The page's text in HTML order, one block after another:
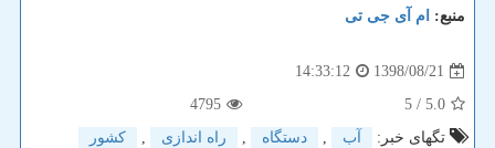
منبع: ام آی جی تی
1398/08/21
14:33:12
5.0
/ 5
4795
تگهای خبر:
آب , دستگاه , راه اندازی , كشور